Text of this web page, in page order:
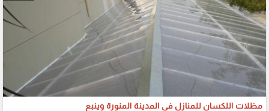
مظلات اللكسان للمنازل في المدينة المنورة وينبع